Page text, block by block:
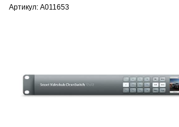
Артикул: A011653